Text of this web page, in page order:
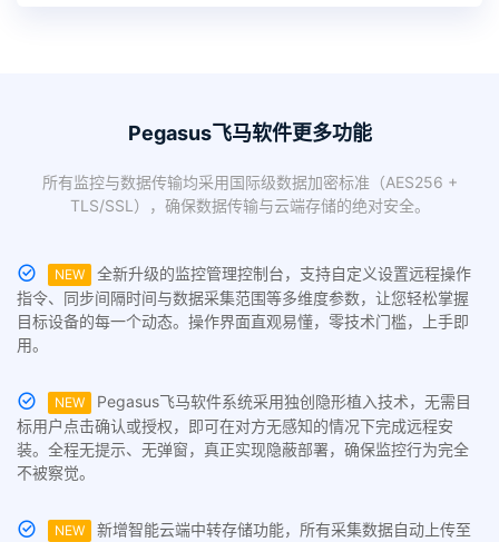
Pegasus飞马软件更多功能
所有监控与数据传输均采用国际级数据加密标准（AES256 +
TLS/SSL），确保数据传输与云端存储的绝对安全。
NEW
全新升级的监控管理控制台，支持自定义设置远程操作
指令、同步间隔时间与数据采集范围等多维度参数，让您轻松掌握
目标设备的每一个动态。操作界面直观易懂，零技术门槛，上手即
用。
NEW
Pegasus飞马软件系统采用独创隐形植入技术，无需目
标用户点击确认或授权，即可在对方无感知的情况下完成远程安
装。全程无提示、无弹窗，真正实现隐蔽部署，确保监控行为完全
不被察觉。
NEW
新增智能云端中转存储功能，所有采集数据自动上传至